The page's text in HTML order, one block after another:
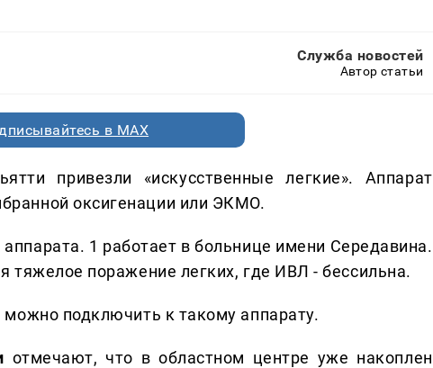
Служба новостей
Автор статьи
в MAX
привезли «искусственные легкие». Аппарат
оксигенации или ЭКМО.
аппарата. 1 работает в больнице имени Середавина.
тяжелое поражение легких, где ИВЛ - бессильна.
подключить к такому аппарату.
отмечают, что в областном центре уже накоплен